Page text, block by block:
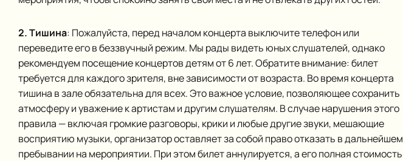
2. Тишина: Пожалуйста, перед началом концерта выключите телефон или
переведите его в беззвучный режим. Мы рады видеть юных слушателей, однако
рекомендуем посещение концертов детям от 6 лет. Обратите внимание: билет
требуется для каждого зрителя, вне зависимости от возраста. Во время концерта
тишина в зале обязательна для всех. Это важное условие, позволяющее сохранить
атмосферу и уважение к артистам и другим слушателям. В случае нарушения этого
правила — включая громкие разговоры, крики и любые другие звуки, мешающие
восприятию музыки, организатор оставляет за собой право отказать в дальнейшем
пребывании на мероприятии. При этом билет аннулируется, а его полная стоимость